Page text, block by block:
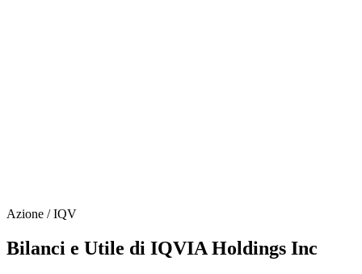
Azione / IQV
Bilanci e Utile di IQVIA Holdings Inc